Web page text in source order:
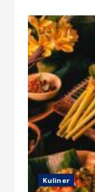
Kuliner